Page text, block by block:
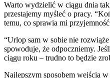
Warto wydzielić w ciągu dnia
przestajemy myśleć o pracy.
temu, co sprawia mi
“Urlop sam w sobie nie
spowoduje, że odpoczniemy.
ciągu roku – trudno to będzie
Najlepszym sposobem wejścia